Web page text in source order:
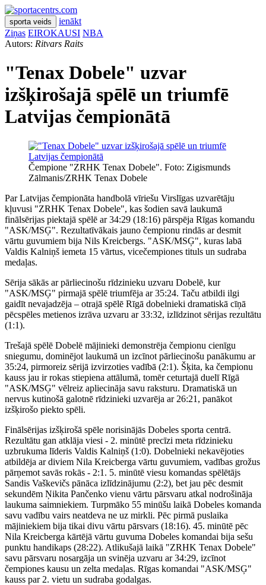
sporta veids
ienākt
Ziņas EIROKAUSI NBA
Autors: Ritvars Raits
"Tenax Dobele" uzvar
izšķirošajā spēlē un triumfē
Latvijas čempionātā
Čempione "ZRHK Tenax Dobele". Foto: Zigismunds
Zālmanis/ZRHK Tenax Dobele
Par Latvijas čempionāta handbolā vīriešu Virslīgas uzvarētāju
kļuvusi "ZRHK Tenax Dobele", kas šodien savā laukumā
finālsērijas piektajā spēlē ar 34:29 (18:16) pārspēja Rīgas komandu
"ASK/MSĢ". Rezultatīvākais jauno čempionu rindās ar desmit
vārtu guvumiem bija Nils Kreicbergs. "ASK/MSĢ", kuras labā
Valdis Kalniņš iemeta 15 vārtus, vicečempiones tituls un sudraba
medaļas.
Sērija sākās ar pārliecinošu rīdzinieku uzvaru Dobelē, kur
"ASK/MSĢ" pirmajā spēlē triumfēja ar 35:24. Taču atbildi ilgi
gaidīt nevajadzēja – otrajā spēlē Rīgā dobelnieki dramatiskā cīņā
pēcspēles metienos izrāva uzvaru ar 33:32, izlīdzinot sērijas rezultātu
(1:1).
Trešajā spēlē Dobelē mājinieki demonstrēja čempionu cienīgu
sniegumu, dominējot laukumā un izcīnot pārliecinošu panākumu ar
35:24, pirmoreiz sērijā izvirzoties vadībā (2:1). Šķita, ka čempionu
kauss jau ir rokas stiepiena attālumā, tomēr ceturtajā duelī Rīgā
"ASK/MSĢ" vēlreiz apliecināja savu raksturu. Dramatiskā un
nervus kutinošā galotnē rīdzinieki uzvarēja ar 26:21, panākot
izšķirošo piekto spēli.
Finālsērijas izšķirošā spēle norisinājās Dobeles sporta centrā.
Rezultātu gan atklāja viesi - 2. minūtē precīzi meta rīdzinieku
uzbrukuma līderis Valdis Kalniņš (1:0). Dobelnieki nekavējoties
atbildēja ar diviem Nila Kreicberga vārtu guvumiem, vadības grožus
pārņemot savās rokās - 2:1. 5. minūtē viesu komandas spēlētājs
Sandis Vaškevičs pānāca izlīdzinājumu (2:2), bet jau pēc desmit
sekundēm Ņikita Pančenko vienu vārtu pārsvaru atkal nodrošināja
laukuma saimniekiem. Turpmāko 55 minūšu laikā Dobeles komanda
savu vadību vairs neatdeva ne uz mirkli. Pēc pirmā puslaika
mājiniekiem bija tikai divu vārtu pārsvars (18:16). 45. minūtē pēc
Nila Kreicberga kārtējā vārtu guvuma Dobeles komandai bija sešu
punktu handikaps (28:22). Atlikušajā laikā "ZRHK Tenax Dobele"
savu pārsvaru nosargāja un svinēja uzvaru ar 34:29, izcīnot
čempiones kausu un zelta medaļas. Rīgas komandai "ASK/MSĢ"
kauss par 2. vietu un sudraba godalgas.